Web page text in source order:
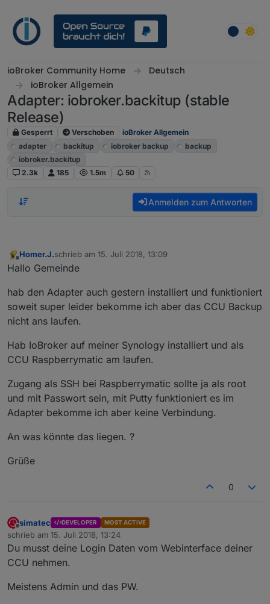
ioBroker Community Home
Deutsch
ioBroker Allgemein
Adapter: iobroker.backitup (stable
Release)
Gesperrt Verschoben
ioBroker Allgemein
adapter
backitup iobroker backup
backup
iobroker.backitup
2.3k
185 1.5m 50
Anmelden zum Antworten
Offline
Homer.J.schrieb am 15. Juli 2018, 13:09
zuletzt editiert von
Hallo Gemeinde
hab den Adapter auch gestern installiert und funktioniert
soweit super leider bekomme ich aber das CCU Backup
nicht ans laufen.
Hab IoBroker auf meiner Synology installiert und als
CCU Raspberrymatic am laufen.
Zugang als SSH bei Raspberrymatic sollte ja als root
und mit Passwort sein, mit Putty funktioniert es im
Adapter bekomme ich aber keine Verbindung.
An was könnte das liegen. ?
Grüße
0
Offline
simatec DEVELOPER MOST ACTIVE
schrieb am 15. Juli 2018, 13:24
zuletzt editiert von
Du musst deine Login Daten vom Webinterface deiner
CCU nehmen.
Meistens Admin und das PW.